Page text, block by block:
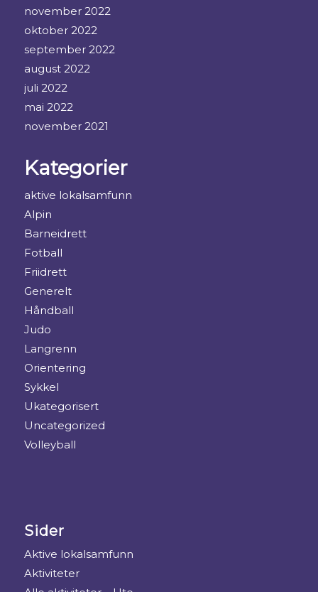
november 2022
oktober 2022
september 2022
august 2022
juli 2022
mai 2022
november 2021
Kategorier
aktive lokalsamfunn
Alpin
Barneidrett
Fotball
Friidrett
Generelt
Håndball
Judo
Langrenn
Orientering
Sykkel
Ukategorisert
Uncategorized
Volleyball
Sider
Aktive lokalsamfunn
Aktiviteter